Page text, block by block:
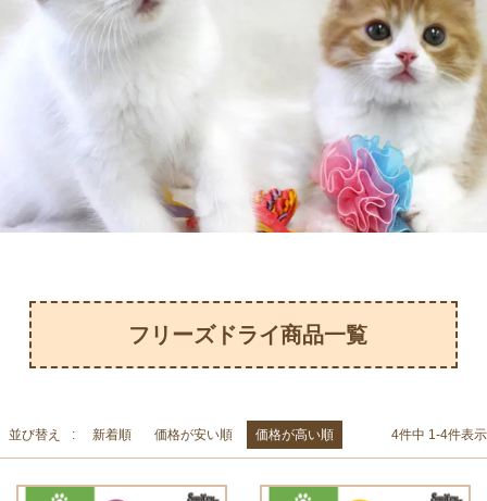
フリーズドライ商品一覧
並び替え 新着順 価格が安い順 価格が高い順 4件中 1-4件表示